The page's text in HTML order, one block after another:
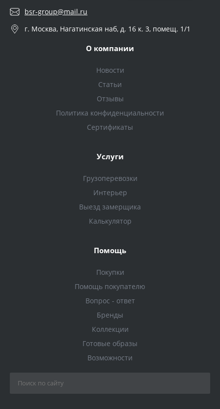
bsr-group@mail.ru
г. Москва, Нагатинская наб, д. 16 к. 3, помещ. 1/1
О компании
Новости
Статьи
Отзывы
Политика конфиденциальности
Сертификаты
Услуги
Грузоперевозки
Интерьер
Выезд замерщика
Калькулятор
Помощь
Покупки
Помощь покупателю
Вопрос - ответ
Бренды
Коллекции
Готовые образы
Возможности